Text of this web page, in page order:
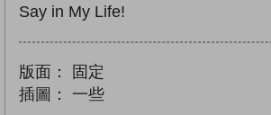
Say in My Life!
版面：
固定
插圖：
一些